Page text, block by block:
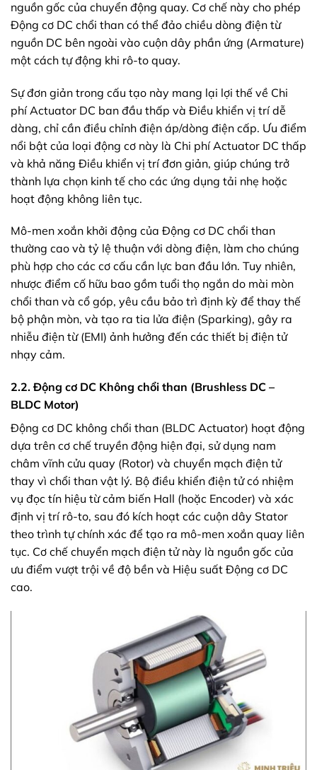
nguồn gốc của chuyển động quay. Cơ chế này cho phép
Động cơ DC chổi than có thể đảo chiều dòng điện từ
nguồn DC bên ngoài vào cuộn dây phần ứng (Armature)
một cách tự động khi rô-to quay.
Sự đơn giản trong cấu tạo này mang lại lợi thế về Chi
phí Actuator DC ban đầu thấp và Điều khiển vị trí dễ
dàng, chỉ cần điều chỉnh điện áp/dòng điện cấp. Ưu điểm
nổi bật của loại động cơ này là Chi phí Actuator DC thấp
và khả năng Điều khiển vị trí đơn giản, giúp chúng trở
thành lựa chọn kinh tế cho các ứng dụng tải nhẹ hoặc
hoạt động không liên tục.
Mô-men xoắn khởi động của Động cơ DC chổi than
thường cao và tỷ lệ thuận với dòng điện, làm cho chúng
phù hợp cho các cơ cấu cần lực ban đầu lớn. Tuy nhiên,
nhược điểm cố hữu bao gồm tuổi thọ ngắn do mài mòn
chổi than và cổ góp, yêu cầu bảo trì định kỳ để thay thế
bộ phận mòn, và tạo ra tia lửa điện (Sparking), gây ra
nhiễu điện từ (EMI) ảnh hưởng đến các thiết bị điện tử
nhạy cảm.
2.2. Động cơ DC Không chổi than (Brushless DC –
BLDC Motor)
Động cơ DC không chổi than (BLDC Actuator) hoạt động
dựa trên cơ chế truyền động hiện đại, sử dụng nam
châm vĩnh cửu quay (Rotor) và chuyển mạch điện tử
thay vì chổi than vật lý. Bộ điều khiển điện tử có nhiệm
vụ đọc tín hiệu từ cảm biến Hall (hoặc Encoder) và xác
định vị trí rô-to, sau đó kích hoạt các cuộn dây Stator
theo trình tự chính xác để tạo ra mô-men xoắn quay liên
tục. Cơ chế chuyển mạch điện tử này là nguồn gốc của
ưu điểm vượt trội về độ bền và Hiệu suất Động cơ DC
cao.